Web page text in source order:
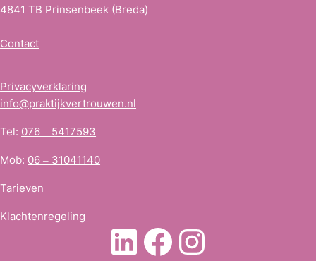
4841 TB Prinsenbeek (Breda)
Contact
Privacyverklaring
info@praktijkvertrouwen.nl
Tel: 076 – 5417593
Mob: 06 – 31041140
Tarieven
Klachtenregeling
LinkedIn
Facebook